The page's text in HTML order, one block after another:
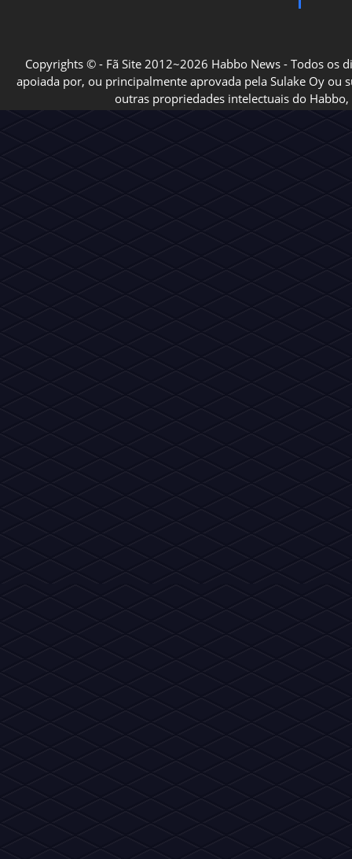
Copyrights © - Fã Site 2012~2026 Habbo News - Todos os
apoiada por, ou principalmente aprovada pela Sulake Oy ou
outras propriedades intelectuais do